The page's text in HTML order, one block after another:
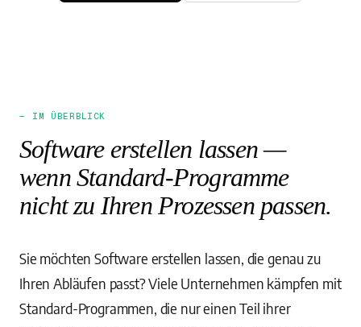
— IM ÜBERBLICK
Software erstellen lassen —
wenn Standard-Programme
nicht zu Ihren Prozessen passen.
Sie möchten Software erstellen lassen, die genau zu
Ihren Abläufen passt? Viele Unternehmen kämpfen mit
Standard-Programmen, die nur einen Teil ihrer